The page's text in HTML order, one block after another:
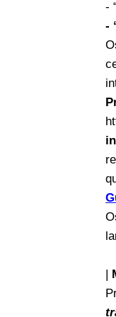
- “
-
|